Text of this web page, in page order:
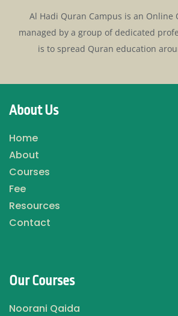
Al Hadi Quran Campus is an Online
managed by a group of dedicated
is to spread Quran education
About Us
Home
About
Courses
Fee
Resources
Contact
Our Courses
Noorani Qaida